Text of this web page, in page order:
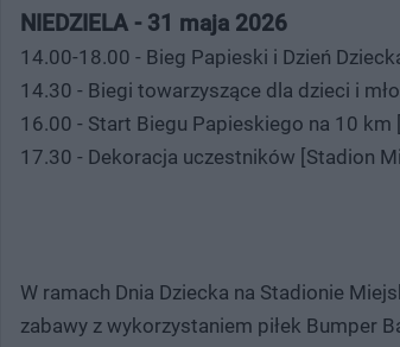
NIEDZIELA - 31 maja 2026
14.00-18.00 - Bieg Papieski i Dzień
14.30 - Biegi towarzyszące dla dzieci i
16.00 - Start Biegu Papieskiego na 10 km
17.30 - Dekoracja uczestników [Stadion
W ramach Dnia Dziecka na Stadionie
zabawy z wykorzystaniem piłek Bumper